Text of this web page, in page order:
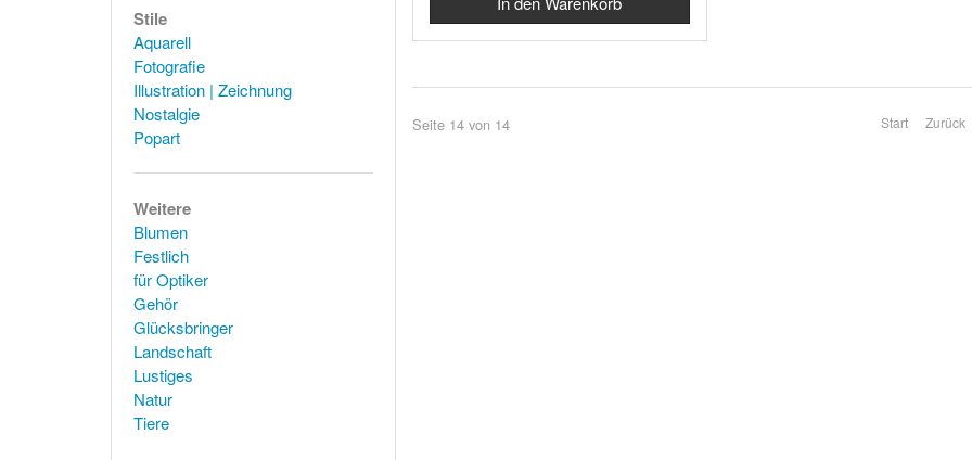
Seite 14 von 14 Start Zurück
Stile
Aquarell
Fotografie
Illustration | Zeichnung
Nostalgie
Popart
Weitere
Blumen
Festlich
für Optiker
Gehör
Glücksbringer
Landschaft
Lustiges
Natur
Tiere